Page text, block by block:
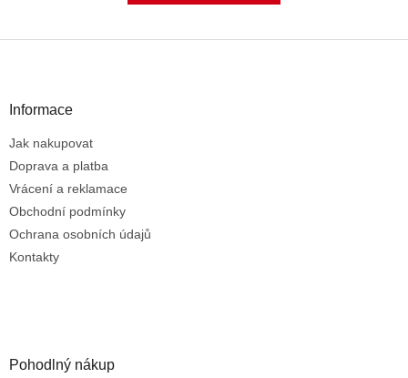
Informace
Jak nakupovat
Doprava a platba
Vrácení a reklamace
Obchodní podmínky
Ochrana osobních údajů
Kontakty
Pohodlný nákup